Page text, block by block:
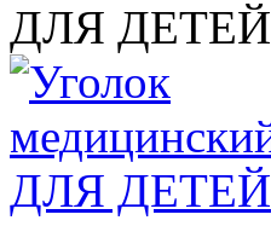
ДЛЯ ДЕТЕЙ